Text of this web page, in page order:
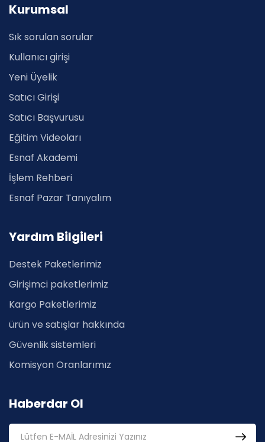
Kurumsal
Sık sorulan sorular
Kullanıcı girişi
Yeni Üyelik
Satıcı Girişi
Satıcı Başvurusu
Eğitim Videoları
Esnaf Akademi
İşlem Rehberi
Esnaf Pazar Tanıyalım
Yardım Bilgileri
Destek Paketlerimiz
Girişimci paketlerimiz
Kargo Paketlerimiz
ürün ve satışlar hakkında
Güvenlik sistemleri
Komisyon Oranlarımız
Haberdar Ol